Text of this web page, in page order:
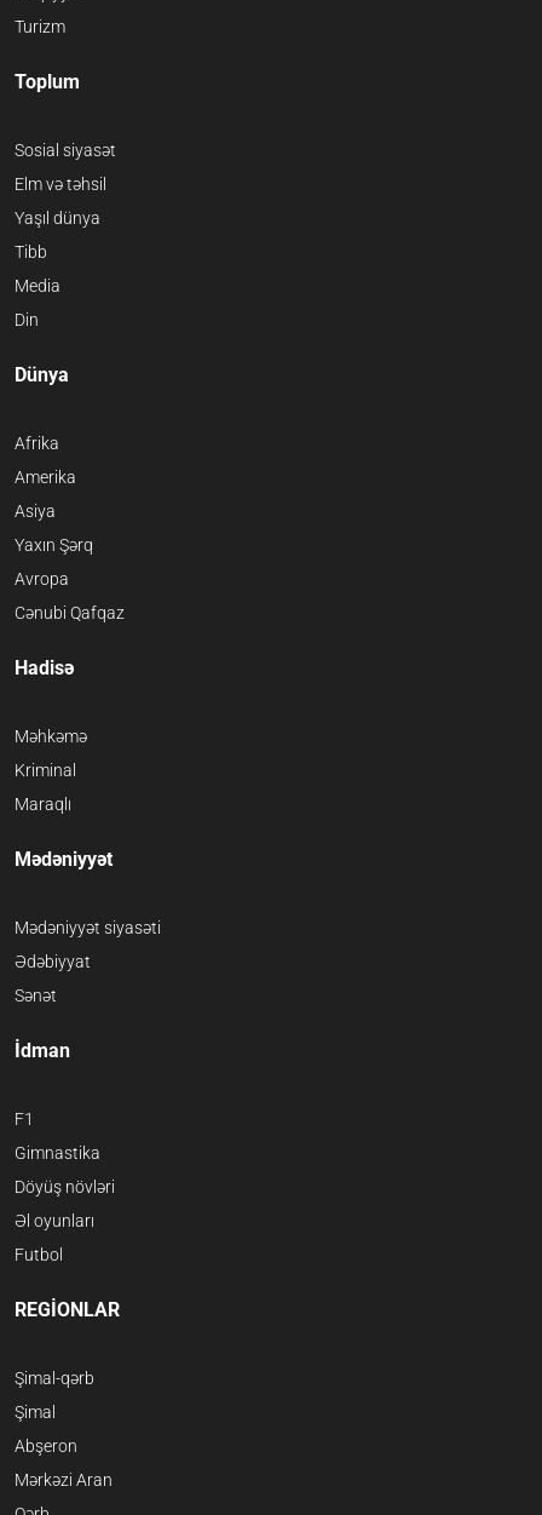
Turizm
Toplum
Sosial siyasət
Elm və təhsil
Yaşıl dünya
Tibb
Media
Din
Dünya
Afrika
Amerika
Asiya
Yaxın Şərq
Avropa
Cənubi Qafqaz
Hadisə
Məhkəmə
Kriminal
Maraqlı
Mədəniyyət
Mədəniyyət siyasəti
Ədəbiyyat
Sənət
İdman
F1
Gimnastika
Döyüş növləri
Əl oyunları
Futbol
REGİONLAR
Şimal-qərb
Şimal
Abşeron
Mərkəzi Aran